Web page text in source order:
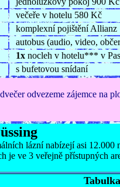
večeře v hotelu 580 Kč
komplexní pojištění Allianz
autobus (audio, video,
1x nocleh v hotelu*** v
s bufetovou snídaní
odvezeme zájemce na
lázní nabízejí asi 12.000
je ve 3 veřejně přístupných